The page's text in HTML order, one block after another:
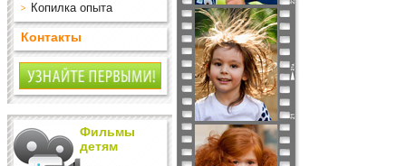
Копилка опыта
Контакты
Фильмы
детям